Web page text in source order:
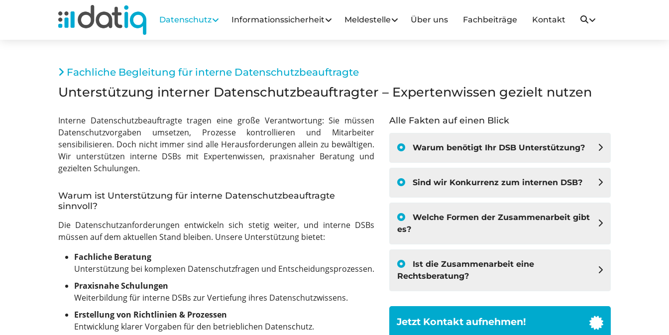
Datenschutz Informationssicherheit Meldestelle Über uns Fachbeiträge Kontakt
Unterstützung interner Datenschutzbeauftragter – Expertenwissen gezielt nutzen
Fachliche Begleitung für interne Datenschutzbeauftragte
Interne Datenschutzbeauftragte tragen eine große Verantwortung: Sie müssen
Datenschutzvorgaben umsetzen, Prozesse kontrollieren und Mitarbeiter
sensibilisieren. Doch nicht immer sind alle Herausforderungen allein zu bewältigen.
Wir unterstützen interne DSBs mit Expertenwissen, praxisnaher Beratung und
gezielten Schulungen.
Warum ist Unterstützung für interne Datenschutzbeauftragte
sinnvoll?
Die Datenschutzanforderungen entwickeln sich stetig weiter, und interne DSBs
müssen auf dem aktuellen Stand bleiben. Unsere Unterstützung bietet:
Fachliche Beratung
Unterstützung bei komplexen Datenschutzfragen und Entscheidungsprozessen.
Praxisnahe Schulungen
Weiterbildung für interne DSBs zur Vertiefung ihres Datenschutzwissens.
Erstellung von Richtlinien & Prozessen
Entwicklung klarer Vorgaben für den betrieblichen Datenschutz.
Alle Fakten auf einen Blick
Warum benötigt Ihr DSB Unterstützung?
Sind wir Konkurrenz zum internen DSB?
es?
Rechtsberatung?
Jetzt Kontakt aufnehmen!
fas